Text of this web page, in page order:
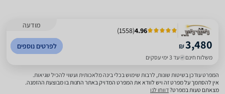
מודעה
4.96
(
1558
)
₪3,480
משלוח חינם עד 3 ימי עסקים
לפרטים נוספים
המפרט עודכן בשיטות שונות, לרבות שימוש בכלי בינה מלאכותית ועשוי להכיל שגיאות.
אין להסתמך על מפרט זה ויש לוודא את המפרט המדויק באתר החנות בו מבוצעת ההזמנה.
מצאתם טעות במפרט?דווחו לנו